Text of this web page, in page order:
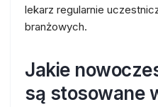
lekarz regularnie
branżowych.
Jakie
są stosowane